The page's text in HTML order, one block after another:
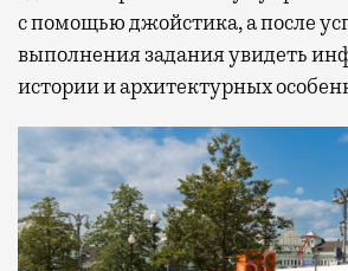
с помощью джойстика, а после
выполнения задания увидеть
истории и архитектурных